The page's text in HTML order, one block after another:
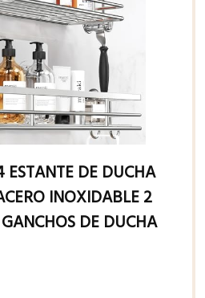
ESTANTE DE DUCHA
INOXIDABLE 2
DE DUCHA